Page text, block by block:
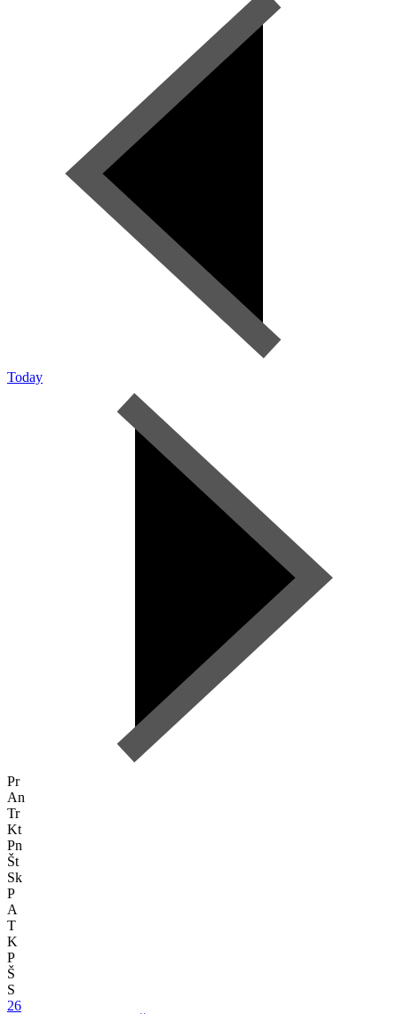
Today
Pr
An
Tr
Kt
Pn
Št
Sk
P
A
T
K
P
Š
S
26